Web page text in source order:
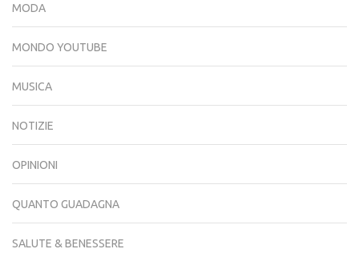
MODA
MONDO YOUTUBE
MUSICA
NOTIZIE
OPINIONI
QUANTO GUADAGNA
SALUTE & BENESSERE